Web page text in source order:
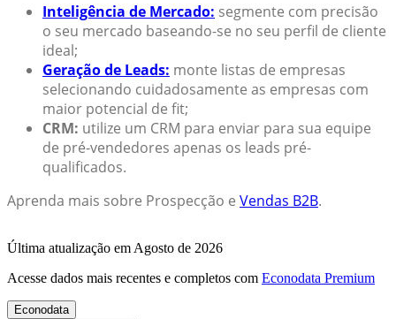
Inteligência de Mercado: segmente com precisão
o seu mercado baseando-se no seu perfil de cliente
ideal;
Geração de Leads: monte listas de empresas
selecionando cuidadosamente as empresas com
maior potencial de fit;
CRM: utilize um CRM para enviar para sua equipe
de pré-vendedores apenas os leads pré-
qualificados.
Aprenda mais sobre Prospecção e Vendas B2B.
Última atualização em Agosto de 2026
Acesse dados mais recentes e completos com Econodata Premium
Econodata